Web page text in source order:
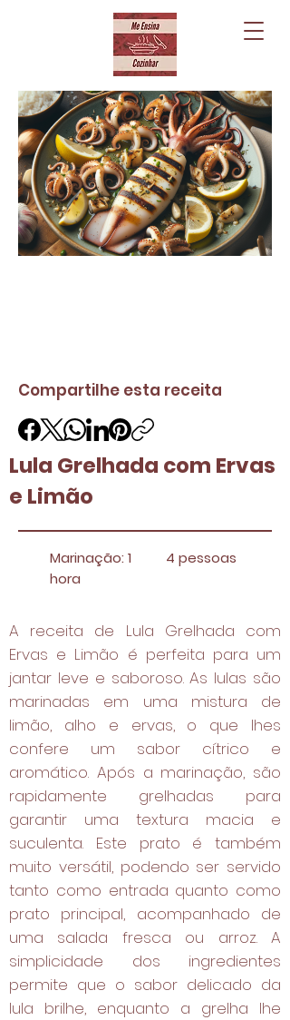
Compartilhe esta receita
Lula Grelhada com Ervas
e Limão
Marinação: 1
hora
4 pessoas
A receita de Lula Grelhada com
Ervas e Limão é perfeita para um
jantar leve e saboroso. As lulas são
marinadas em uma mistura de
limão, alho e ervas, o que lhes
confere um sabor cítrico e
aromático. Após a marinação, são
rapidamente grelhadas para
garantir uma textura macia e
suculenta. Este prato é também
muito versátil, podendo ser servido
tanto como entrada quanto como
prato principal, acompanhado de
uma salada fresca ou arroz. A
simplicidade dos ingredientes
permite que o sabor delicado da
lula brilhe, enquanto a grelha lhe